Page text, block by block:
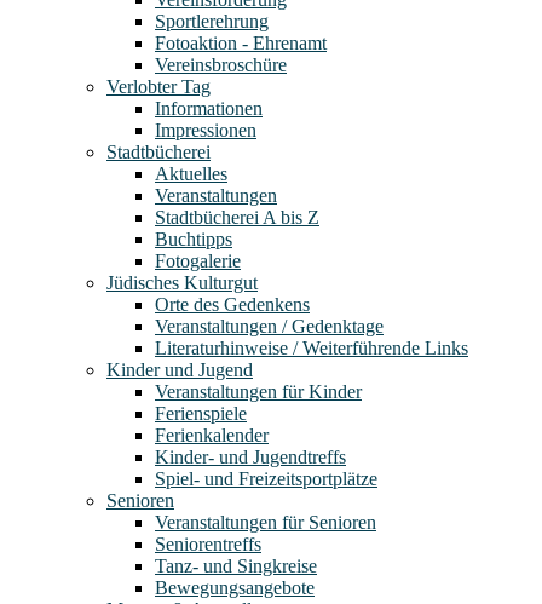
Sportlerehrung
Fotoaktion - Ehrenamt
Vereinsbroschüre
Verlobter Tag
Informationen
Impressionen
Stadtbücherei
Aktuelles
Veranstaltungen
Stadtbücherei A bis Z
Buchtipps
Fotogalerie
Jüdisches Kulturgut
Orte des Gedenkens
Veranstaltungen / Gedenktage
Literaturhinweise / Weiterführende Links
Kinder und Jugend
Veranstaltungen für Kinder
Ferienspiele
Ferienkalender
Kinder- und Jugendtreffs
Spiel- und Freizeitsportplätze
Senioren
Veranstaltungen für Senioren
Seniorentreffs
Tanz- und Singkreise
Bewegungsangebote